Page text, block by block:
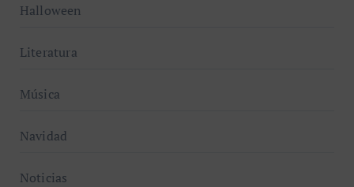
Halloween
Literatura
Música
Navidad
Noticias